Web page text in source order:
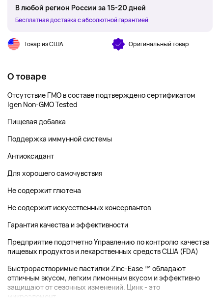
В любой регион России за 15-20 дней
Бесплатная доставка с абсолютной гарантией
Товар из США Оригинальный товар
О товаре
Отсутствие ГМО в составе подтверждено сертификатом
Igen Non-GMO Tested
Пищевая добавка
Поддержка иммунной системы
Антиоксидант
Для хорошего самочувствия
Не содержит глютена
Не содержит искусственных консервантов
Гарантия качества и эффективности
Предприятие подотчетно Управлению по контролю качества
пищевых продуктов и лекарственных средств США (FDA)
Быстрорастворимые пастилки Zinc-Ease ™ обладают
отличным вкусом, легким лимонным вкусом и эффективно
защищают от сезонных изменений. Цинк - это
микроэлемент,...